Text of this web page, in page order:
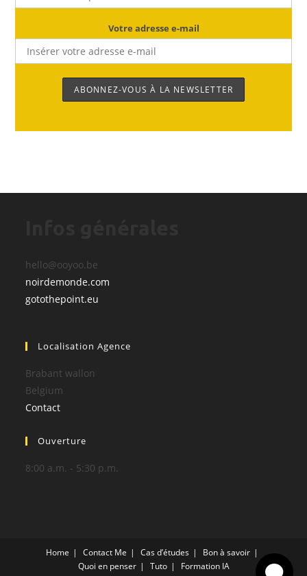
Votre adresse e-mail
hello@ooyoo.be
noirdemonde.com
gotothepoint.eu
Localisation Agence
Brabant wallon
Belgium
Contact
Ouverture
8:00 a.m. - 5:30 p.m.
Home Contact Me Cas d’études
Bon à savoir
Quoi en penser
Tuto Formation IA